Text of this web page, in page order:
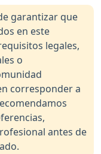
garantizar que
en este
legales,
o
corresponder a
antes de